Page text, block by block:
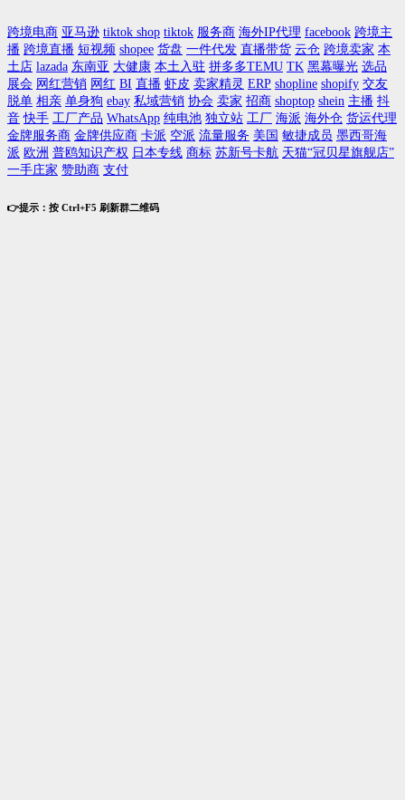
跨境电商 亚马逊 tiktok shop tiktok 服务商 海外IP代理 facebook 跨境主
播 跨境直播 短视频 shopee 货盘 一件代发 直播带货 云仓 跨境卖家 本
土店 lazada 东南亚 大健康 本土入驻 拼多多TEMU TK 黑幕曝光 选品
展会 网红营销 网红 BI 直播 虾皮 卖家精灵 ERP shopline shopify 交友
脱单 相亲 单身狗 ebay 私域营销 协会 卖家 招商 shoptop shein 主播 抖
音 快手 工厂产品 WhatsApp 纯电池 独立站 工厂 海派 海外仓 货运代理
金牌服务商 金牌供应商 卡派 空派 流量服务 美国 敏捷成员 墨西哥海
派 欧洲 普鸥知识产权 日本专线 商标 苏新号卡航 天猫“冠贝星旗舰店”
一手庄家 赞助商 支付
👉提示：按 Ctrl+F5 刷新群二维码